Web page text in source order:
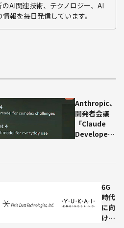
AI関連技術、テクノロジー、AI
報を毎日発信しています。
Anthropic、
開発者会議
「Claude
Developer
コーディング
性能と自律作
業能力が大幅
6G
時代
に向
けた